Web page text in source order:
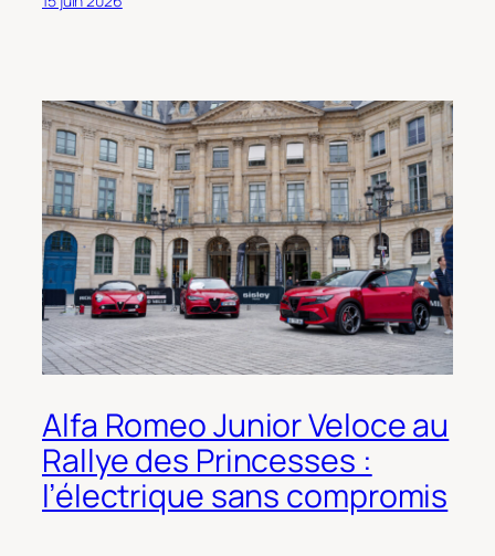
Alfa Romeo Junior Veloce au
Rallye des Princesses :
l’électrique sans compromis